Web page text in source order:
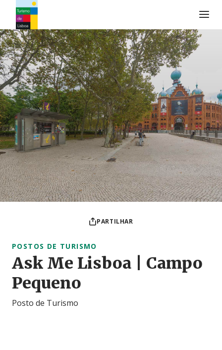
Logo do Turismo de Lisboa
PARTILHAR
POSTOS DE TURISMO
Ask Me Lisboa | Campo
Pequeno
Posto de Turismo